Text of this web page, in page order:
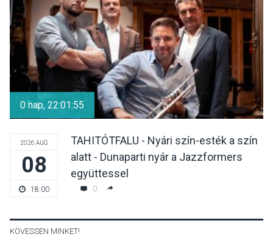
Beszélgetés a Kacsakő
Irodalmi Színpadon
KULTÚRA
Különleges csillagles lesz
Tahitótfaluban a Bodor
Majorban
KULTÚRA
0 nap, 22:01:55
2026 AUG
08
18:00
TAHITÓTFALU - Nyári szín-esték a szín
alatt - Dunaparti nyár a Jazzformers
együttessel
0
KÖVESSEN MINKET!